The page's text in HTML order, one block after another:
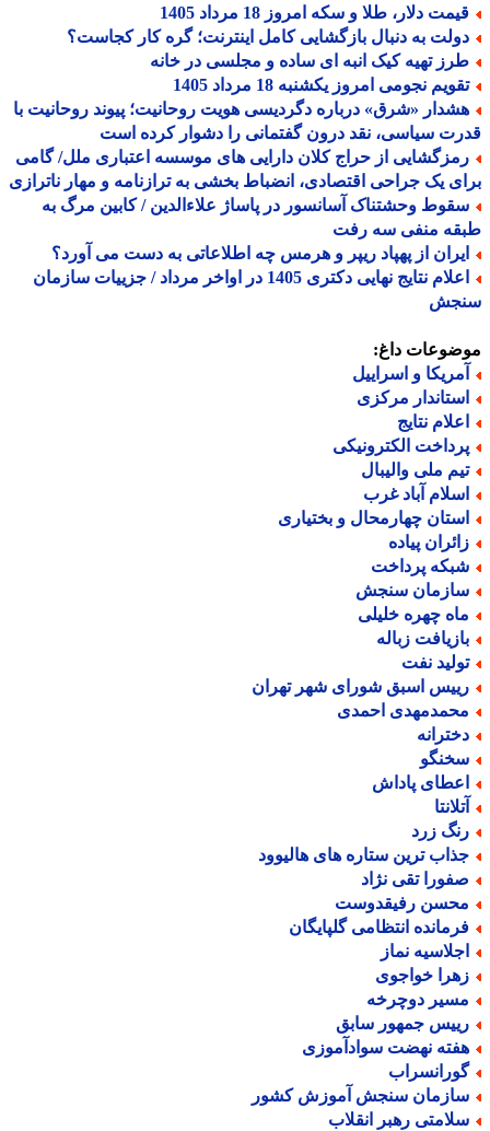
دلار، طلا و سکه امروز 18 مرداد 1405
به دنبال بازگشایی کامل اینترنت؛ گره کار کجاست؟
تهیه کیک انبه ای ساده و مجلسی در خانه
نجومی امروز یکشنبه 18 مرداد 1405
«شرق» درباره دگردیسی هویت روحانیت؛ پیوند روحانیت با
سیاسی، نقد درون گفتمانی را دشوار کرده است
از حراج کلان دارایی های موسسه اعتباری ملل/ گامی
یک جراحی اقتصادی، انضباط بخشی به ترازنامه و مهار ناترازی
وحشتناک آسانسور در پاساژ علاءالدین / کابین مرگ به
منفی سه رفت
از پهپاد ریپر و هرمس چه اطلاعاتی به دست می آورد؟
اعلام نتایج نهایی دکتری 1405 در اواخر مرداد / جزییات سازمان
داغ:
و اسراییل
مرکزی
نتایج
الکترونیکی
ملی والیبال
آباد غرب
چهارمحال و بختیاری
پیاده
پرداخت
سنجش
چهره خلیلی
زباله
نفت
اسبق شورای شهر تهران
احمدی
پاداش
زرد
ترین ستاره های هالیوود
تقی نژاد
رفیقدوست
انتظامی گلپایگان
نماز
خواجوی
دوچرخه
جمهور سابق
نهضت سوادآموزی
سنجش آموزش کشور
رهبر انقلاب